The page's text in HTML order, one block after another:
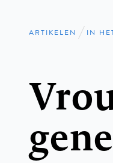
Kruimelpad
ARTIKELEN IN